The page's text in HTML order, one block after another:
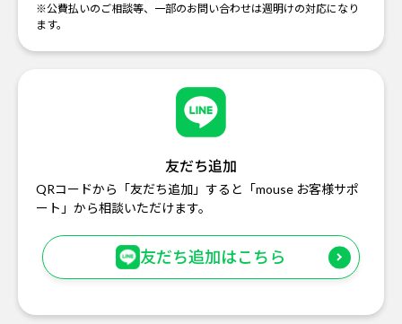
※公費払いのご相談等、一部のお問い合わせは週明けの対応になり
ます。
友だち追加
QRコードから「友だち追加」すると「mouse お客様サポ
ート」から相談いただけます。
友だち追加はこちら